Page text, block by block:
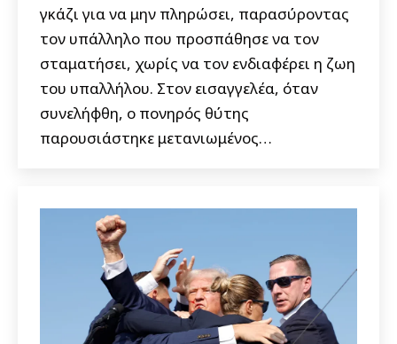
γκάζι για να μην πληρώσει, παρασύροντας
τον υπάλληλο που προσπάθησε να τον
σταματήσει, χωρίς να τον ενδιαφέρει η ζωη
του υπαλλήλου. Στον εισαγγελέα, όταν
συνελήφθη, ο πονηρός θύτης
παρουσιάστηκε μετανιωμένος…